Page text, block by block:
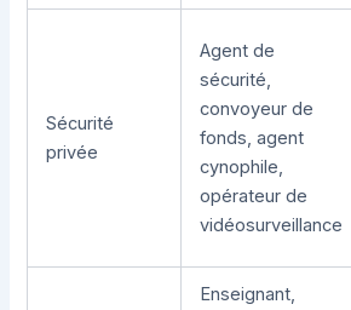
Sécurité
privée
Agent de
sécurité,
convoyeur de
fonds, agent
cynophile,
opérateur de
vidéosurveillance
Enseignant,